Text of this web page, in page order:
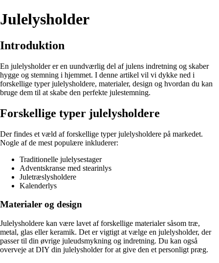
Julelysholder
Introduktion
En julelysholder er en uundværlig del af julens indretning og skaber
hygge og stemning i hjemmet. I denne artikel vil vi dykke ned i
forskellige typer julelysholdere, materialer, design og hvordan du kan
bruge dem til at skabe den perfekte julestemning.
Forskellige typer julelysholdere
Der findes et væld af forskellige typer julelysholdere på markedet.
Nogle af de mest populære inkluderer:
Traditionelle julelysestager
Adventskranse med stearinlys
Juletræslysholdere
Kalenderlys
Materialer og design
Julelysholdere kan være lavet af forskellige materialer såsom træ,
metal, glas eller keramik. Det er vigtigt at vælge en julelysholder, der
passer til din øvrige juleudsmykning og indretning. Du kan også
overveje at DIY din julelysholder for at give den et personligt præg.